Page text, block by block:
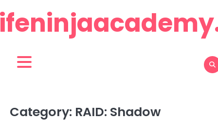
to
content
Category: RAID: Shadow